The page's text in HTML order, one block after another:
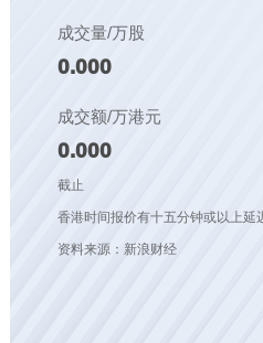
成交量/万股
0.000
成交额/万港元
0.000
截止
香港时间报价有十五分钟或以上延
资料来源：新浪财经